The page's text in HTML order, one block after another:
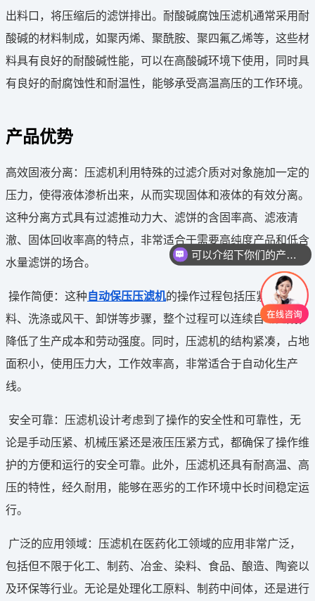
出料口，将压缩后的滤饼排出。耐酸碱腐蚀压滤机通常采用耐
酸碱的材料制成，如聚丙烯、聚酰胺、聚四氟乙烯等，这些材
料具有良好的耐酸碱性能，可以在高酸碱环境下使用，同时具
有良好的耐腐蚀性和耐温性，能够承受高温高压的工作环境‌。
产品优势
‌高效固液分离‌：压滤机利用特殊的过滤介质对对象施加一定的
压力，使得液体渗析出来，从而实现固体和液体的有效分离。
这种分离方式具有过滤推动力大、滤饼的含固率高、滤液清
澈、固体回收率高的特点，非常适合于需要高纯度产品和低含
水量滤饼的场合‌。
‌操作简便‌：这种 自动保压压滤机的操作过程包括压紧、进
料、洗涤或风干、卸饼等步骤，整个过程可以连续自动完成，
降低了生产成本和劳动强度。同时，压滤机的结构紧凑，占地
面积小，使用压力大，工作效率高，非常适合于自动化生产
线‌。
‌安全可靠‌：压滤机设计考虑到了操作的安全性和可靠性，无
论是手动压紧、机械压紧还是液压压紧方式，都确保了操作维
护的方便和运行的安全可靠。此外，压滤机还具有耐高温、高
压的特性，经久耐用，能够在恶劣的工作环境中长时间稳定运
行‌。
‌广泛的应用领域‌：压滤机在医药化工领域的应用非常广泛，
包括但不限于化工、制药、冶金、染料、食品、酿造、陶瓷以
及环保等行业。无论是处理化工原料、制药中间体，还是进行